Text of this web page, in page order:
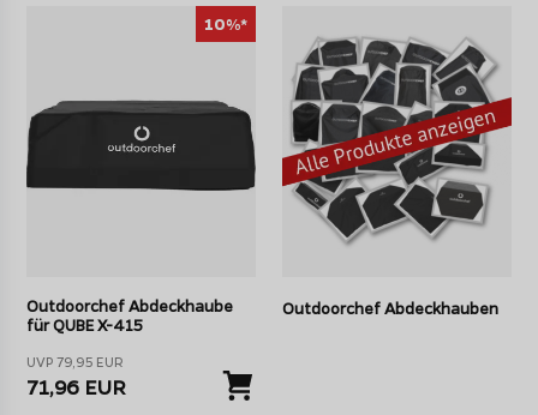
10%*
Outdoorchef Abdeckhaube
für QUBE X-415
UVP 79,95 EUR
71,96 EUR
Outdoorchef Abdeckhauben